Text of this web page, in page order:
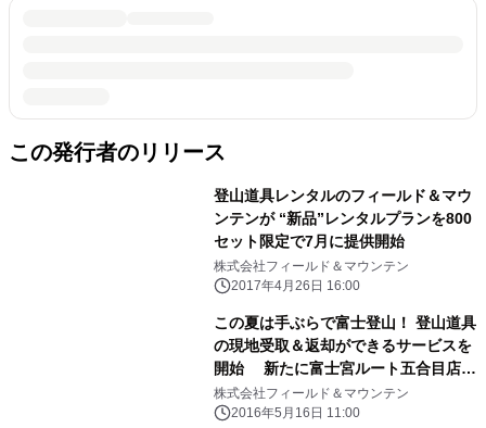
この発行者のリリース
登山道具レンタルのフィールド＆マウ
ンテンが “新品”レンタルプランを800
セット限定で7月に提供開始
株式会社フィールド＆マウンテン
2017年4月26日 16:00
この夏は手ぶらで富士登山！ 登山道具
の現地受取＆返却ができるサービスを
開始 新たに富士宮ルート五合目店
OPEN！ 15％OFFになる「手ぶら割」
も実施中
株式会社フィールド＆マウンテン
2016年5月16日 11:00